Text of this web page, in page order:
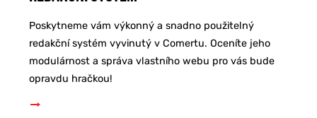
Poskytneme vám výkonný a snadno použitelný
redakční systém vyvinutý v Comertu. Oceníte jeho
modulárnost a správa vlastního webu pro vás bude
opravdu hračkou!